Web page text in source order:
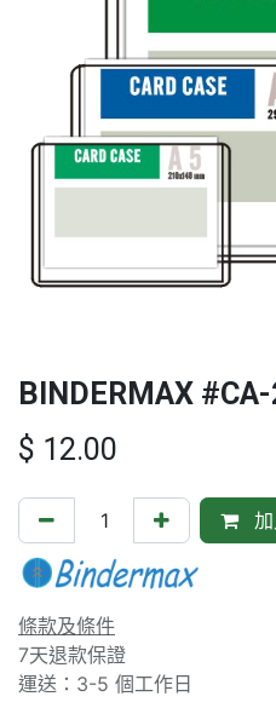
BINDERMAX
$ 12.00
條款及條件
7天退款保證
運送：3-5 個工作日